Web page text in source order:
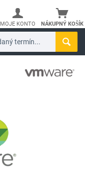
NÁKUPNÝ KOŠÍK
MOJE KONTO